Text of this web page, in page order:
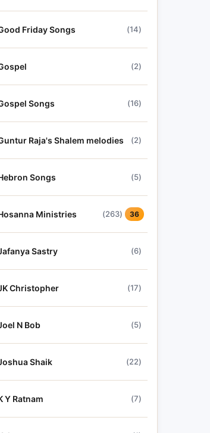
Friday Songs (14)
(2)
Songs (16)
Raja's Shalem melodies (2)
Songs (5)
Ministries (263) 36
Sastry (6)
Christopher (17)
N Bob (5)
Shaik (22)
Y Ratnam (7)